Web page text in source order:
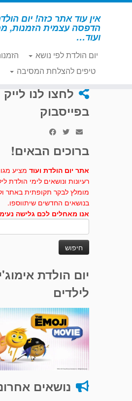
דלג
אין עוד אתר כזה! יום
הדפסה עצמית הזמנות,
ועוד…
יום הולדת לפי נושא
טיפים להצלחת המסיבה
דף הבית » יצירה » כיס
לחצו לנו לייק
בפייסבוק
ברוכים הבאים!
אתר יום הולדת ועוד מציע
רעיונות ונושאים לימי הולדת
מומלץ לבקר תקופתית באתר
בנושאים החדשים שיתווספו.
אנו מאחלים לכם גלישה
יום הולדת
לילדים
נושאים